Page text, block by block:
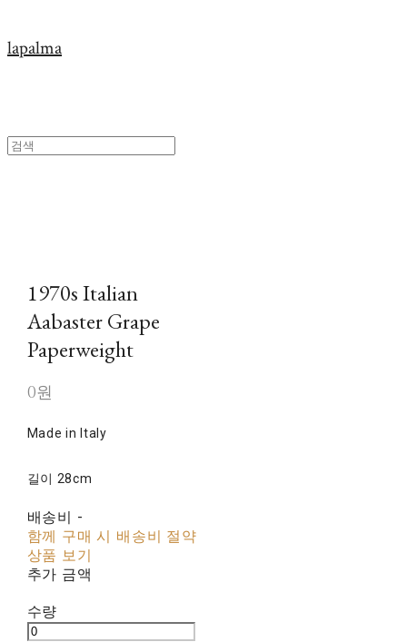
lapalma
1970s Italian
Aabaster Grape
Paperweight
0원
Made in Italy
길이 28cm
배송비 -
함께 구매 시 배송비 절약
상품 보기
추가 금액
수량